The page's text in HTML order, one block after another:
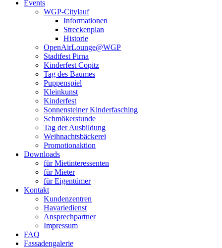
Events
WGP-Citylauf
Informationen
Streckenplan
Historie
OpenAirLounge@WGP
Stadtfest Pirna
Kinderfest Copitz
Tag des Baumes
Puppenspiel
Kleinkunst
Kinderfest
Sonnensteiner Kinderfasching
Schmökerstunde
Tag der Ausbildung
Weihnachtsbäckerei
Promotionaktion
Downloads
für Mietinteressenten
für Mieter
für Eigentümer
Kontakt
Kundenzentren
Havariedienst
Ansprechpartner
Impressum
FAQ
Fassadengalerie